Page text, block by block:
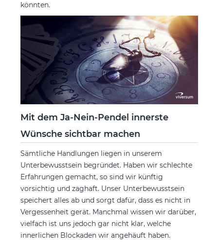
könnten.
Mit dem Ja-Nein-Pendel innerste
Wünsche sichtbar machen
Sämtliche Handlungen liegen in unserem
Unterbewusstsein begründet. Haben wir schlechte
Erfahrungen gemacht, so sind wir künftig
vorsichtig und zaghaft. Unser Unterbewusstsein
speichert alles ab und sorgt dafür, dass es nicht in
Vergessenheit gerät. Manchmal wissen wir darüber,
vielfach ist uns jedoch gar nicht klar, welche
innerlichen Blockaden wir angehäuft haben.